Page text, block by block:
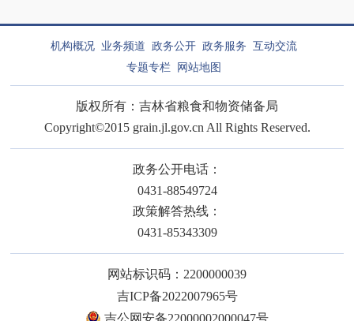
机构概况 业务频道 政务公开 政务服务 互动交流
专题专栏 网站地图
版权所有：吉林省粮食和物资储备局
Copyright©2015 grain.jl.gov.cn All Rights Reserved.
政务公开电话：
0431-88549724
政策解答热线：
0431-85343309
网站标识码：2200000039
吉ICP备2022007965号
吉公网安备22000002000047号